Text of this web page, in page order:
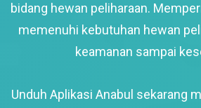
bidang hewan peliharaan.
memenuhi kebutuhan hewan
keamanan sampai
Unduh Aplikasi Anabul sekarang